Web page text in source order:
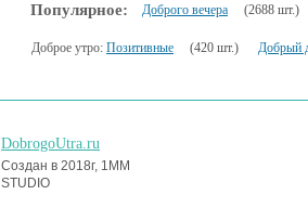
Популярное: Доброго вечера (2688 шт.)
Доброе утро: Позитивные (420 шт.) Добрый
DobrogoUtra.ru
Создан в 2018г, 1MM
STUDIO